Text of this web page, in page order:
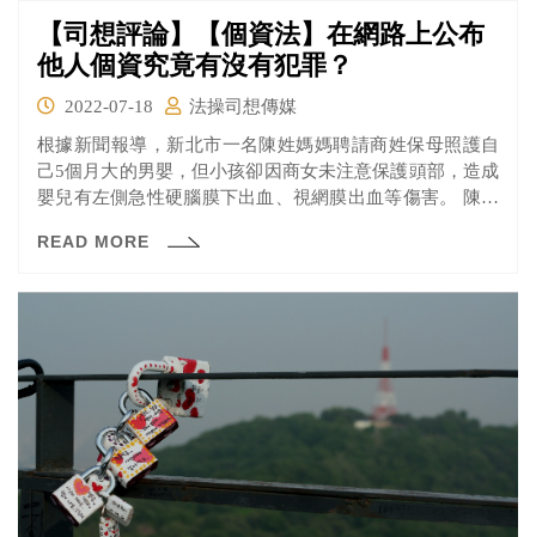
【司想評論】【個資法】在網路上公布
他人個資究竟有沒有犯罪？
2022-07-18
法操司想傳媒
根據新聞報導，新北市一名陳姓媽媽聘請商姓保母照護自
己5個月大的男嬰，但小孩卻因商女未注意保護頭部，造成
嬰兒有左側急性硬腦膜下出血、視網膜出血等傷害。 陳女
再有其他嬰兒落入此人手裡」、「避免其他無辜寶寶受
處分；商女丈夫、女兒部分經起訴後，士林地院也判決陳
女無罪。 公布他人個資不犯法嗎？為何法院會做出無罪判
決？一起來看看！
READ MORE